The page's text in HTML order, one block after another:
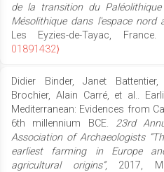
de la transition du
Mésolithique dans l'espace nord
Les Eyzies-de-Tayac,
01891432⟩
Didier Binder, Janet
Brochier, Alain Carré, et al..
Mediterranean: Evidences from
6th millennium BCE. 23rd
Association of Archaeologists
earliest farming in Europe
agricultural origins”, 2017,